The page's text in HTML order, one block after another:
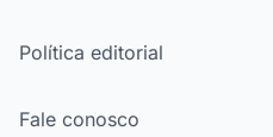
Política editorial
Fale conosco